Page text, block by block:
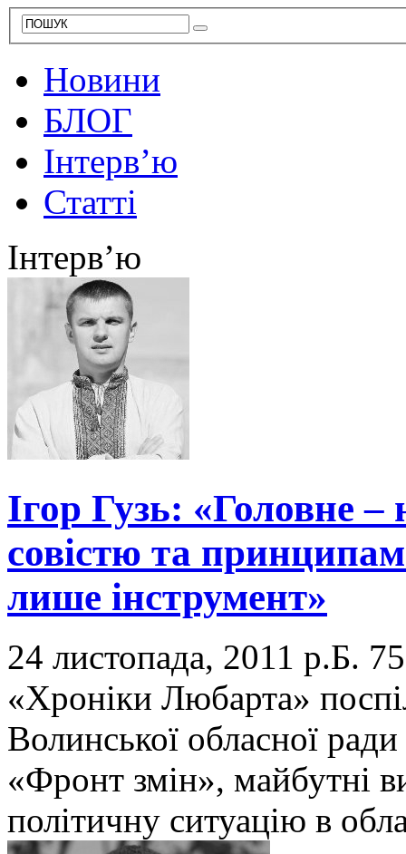
Новини
БЛОГ
Інтерв’ю
Статті
Інтерв’ю
Ігор Гузь: «Головне –
совістю та
лише інструмент»
24 листопада, 2011 р.Б.
«Хроніки Любарта»
Волинської обласної
«Фронт змін», майбутні
політичну ситуацію в